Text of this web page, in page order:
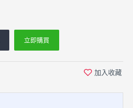
立即購買
加入收藏